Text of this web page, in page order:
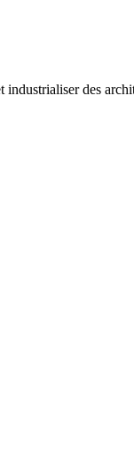
industrialiser des